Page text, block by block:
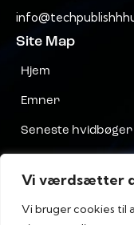
Vi værdsætter
Vi bruger cookies til
Site Map
Hjem
Emner
Seneste hvidbøger